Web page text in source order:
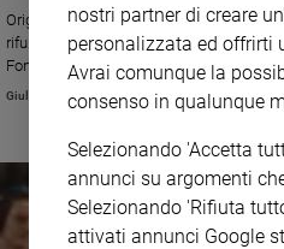
Social
Originaria del Salvador, rimasta incinta
rifugio e assistenza nella comunità-
Fondazione L'Albero della vita Onlus,
con i loro bambini.
Giulia Cerqueti
nostri partner di creare
personalizzata ed offrirti
Avrai comunque la
consenso in qualunque
Selezionando 'Accetta
annunci su argomenti
Selezionando 'Rifiuta
attivati annunci Google